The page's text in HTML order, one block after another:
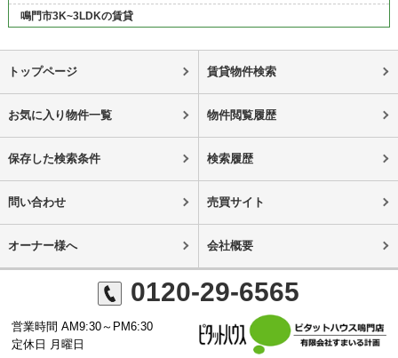
鳴門市3K~3LDKの賃貸
トップページ 賃貸物件検索
お気に入り物件一覧 物件閲覧履歴
保存した検索条件 検索履歴
問い合わせ 売買サイト
オーナー様へ 会社概要
0120-29-6565
営業時間 AM9:30～PM6:30
定休日 月曜日